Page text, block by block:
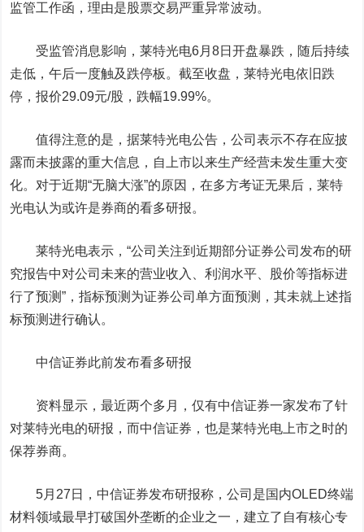
监管工作函，理由是股票交易严重异常波动。
受监管消息影响，莱特光电6月8日开盘暴跌，随后持续
走低，午后一度触及跌停板。截至收盘，莱特光电依旧跌
停，报价29.09元/股，跌幅19.99%。
值得注意的是，据莱特光电公告，公司表示不存在应披
露而未披露的重大信息，自上市以来生产经营未发生重大变
化。对于近期“无脑大涨”的原因，在多方考证无果后，莱特
光电认为或许是券商的看多研报。
莱特光电表示，“公司关注到近期部分证券公司发布的研
究报告中对公司未来的营业收入、利润水平、股价等指标进
行了预测”，指标预测为证券公司单方面预测，其未就上述指
标预测进行确认。
中信证券此前发布看多研报
资料显示，最近两个多月，仅有中信证券一家发布了针
对莱特光电的研报，而中信证券，也是莱特光电上市之时的
保荐券商。
5月27日，中信证券发布研报称，公司是国内OLED终端
材料领域最早打破国外垄断的企业之一，建立了自有核心专